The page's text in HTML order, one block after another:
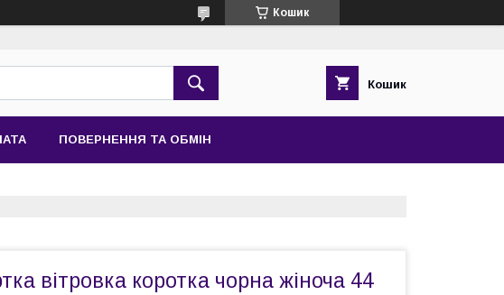
Кошик
Кошик
ПОВЕРНЕННЯ ТА ОБМІН
вітровка коротка чорна жіноча 44